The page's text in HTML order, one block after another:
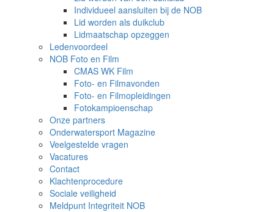
Individueel aansluiten bij de NOB
Lid worden als duikclub
Lidmaatschap opzeggen
Ledenvoordeel
NOB Foto en Film
CMAS WK Film
Foto- en Filmavonden
Foto- en Filmopleidingen
Fotokampioenschap
Onze partners
Onderwatersport Magazine
Veelgestelde vragen
Vacatures
Contact
Klachtenprocedure
Sociale veiligheid
Meldpunt Integriteit NOB